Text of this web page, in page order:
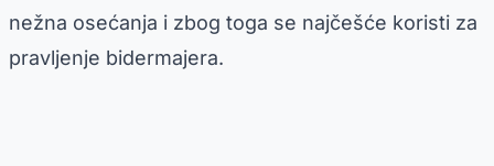
nežna osećanja i zbog toga se najčešće koristi za
pravljenje bidermajera.